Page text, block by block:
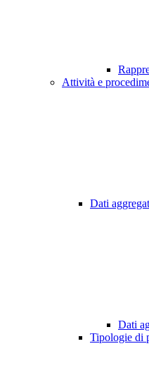
Attività e
Dati
Dati
Tipologie di